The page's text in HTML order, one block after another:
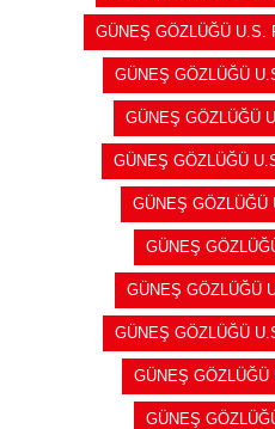
GÜNEŞ GÖZLÜĞÜ U.S.
GÜNEŞ GÖZLÜĞÜ
GÜNEŞ GÖZLÜĞÜ
GÜNEŞ GÖZLÜĞÜ
GÜNEŞ
GÜNEŞ
GÜNEŞ GÖZLÜĞÜ
GÜNEŞ GÖZLÜĞÜ
GÜNEŞ
GÜNEŞ